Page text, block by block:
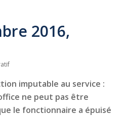
2016,
imputable au service :
ne peut pas être
le fonctionnaire a épuisé